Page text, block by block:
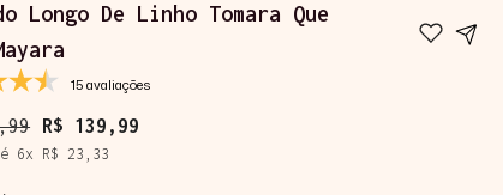
Longo De Linho Tomara Que
15 avaliações
R$ 139,99
6x R$ 23,33